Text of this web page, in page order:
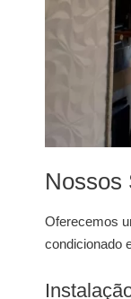
Nossos
Oferecemos
condicionado